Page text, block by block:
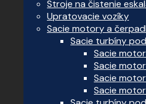
Stroje na čistenie
Upratovacie vozíky
Sacie motory a
Sacie turbíny
Sacie
Sacie
Sacie
Sacie